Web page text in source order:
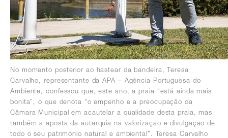
No momento posterior ao hastear da bandeira, Teresa
Carvalho, representante da APA – Agência Portuguesa do
Ambiente, confessou que, este ano, a praia “está ainda mais
bonita”, o que denota “o empenho e a preocupação da
Câmara Municipal em acautelar a qualidade desta praia, mas
também a aposta da autarquia na valorização e divulgação de
todo o seu património natural e ambiental”. Teresa Carvalho